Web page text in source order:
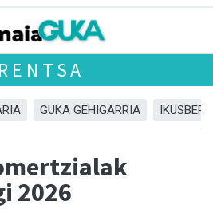
GUKA GEHIGARRIA IKUSBERA
2026